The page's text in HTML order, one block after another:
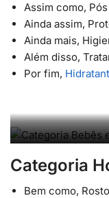
Assim como,
Ainda assim,
Ainda mais,
Além disso,
Por fim,
Categoria
Bem como,